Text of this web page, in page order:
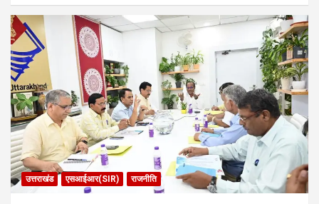
उत्तराखंड एसआईआर(SIR) राजनीति